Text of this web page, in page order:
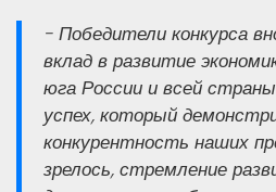
- Победители конкурса
вклад в развитие
юга России и всей
успех, который
конкурентность наших
зрелось, стремление